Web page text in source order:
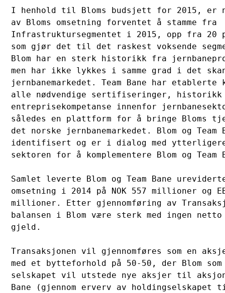
I henhold til Bloms budsjett for 2015, er
av Bloms omsetning forventet å stamme fra
Infrastruktursegmentet i 2015, opp fra
som gjør det til det raskest voksende
Blom har en sterk historikk fra
men har ikke lykkes i samme grad i det
jernbanemarkedet. Team Bane har
alle nødvendige sertifiseringer,
entreprisekompetanse innenfor
således en plattform for å bringe Bloms
det norske jernbanemarkedet. Blom og Team
identifisert og er i dialog med
sektoren for å komplementere Blom og Team
Samlet leverte Blom og Team Bane
omsetning i 2014 på NOK 557 millioner og
millioner. Etter gjennomføring av
balansen i Blom være sterk med ingen
gjeld.
Transaksjonen vil gjennomføres som en
med et bytteforhold på 50-50, der Blom
selskapet vil utstede nye aksjer til
Bane (gjennom erverv av holdingselskapet